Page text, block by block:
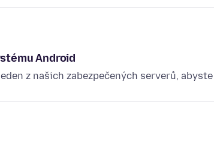
Android
z našich zabezpečených serverů, abyste